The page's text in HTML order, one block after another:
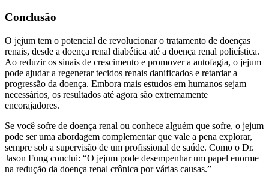
Conclusão
O jejum tem o potencial de revolucionar o tratamento de doenças
renais, desde a doença renal diabética até a doença renal policística.
Ao reduzir os sinais de crescimento e promover a autofagia, o jejum
pode ajudar a regenerar tecidos renais danificados e retardar a
progressão da doença. Embora mais estudos em humanos sejam
necessários, os resultados até agora são extremamente
encorajadores.
Se você sofre de doença renal ou conhece alguém que sofre, o jejum
pode ser uma abordagem complementar que vale a pena explorar,
sempre sob a supervisão de um profissional de saúde. Como o Dr.
Jason Fung conclui: “O jejum pode desempenhar um papel enorme
na redução da doença renal crônica por várias causas.”